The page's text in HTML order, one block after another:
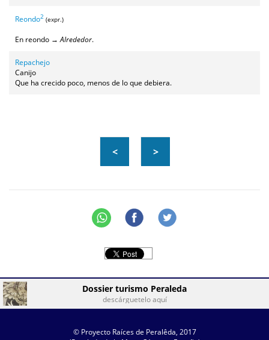
Reondo2 (expr.)
En reondo →Alrededor.
Repachejo
Canijo
Que ha crecido poco, menos de lo que debiera.
< >
Dossier turismo Peraleda
descárguetelo aquí
© Proyecto Raíces de Peralêda, 2017